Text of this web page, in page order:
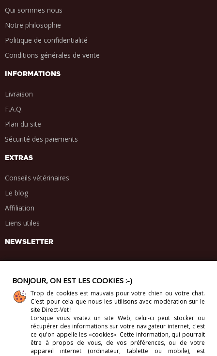
Qui sommes nous
Notre philosophie
Politique de confidentialité
Conditions générales de vente
INFORMATIONS
Livraison
F.A.Q.
Plan du site
Sécurité des paiements
EXTRAS
Conseils vétérinaires
Le blog
Affiliation
Liens utiles
NEWSLETTER
PARTAGE SOCIAL
. .
BONJOUR, ON EST LES COOKIES :-)
Trop de cookies est mauvais pour votre chien ou votre chat.
C'est pour cela que nous les utilisons avec modération sur le
site Direct-Vet !
Lorsque vous visitez un site Web, celui-cipeut stocker ou
récupérer des informations sur votre navigateur internet, c'est
ce qu'on appelle les «cookies». Cette information, qui pourrait
être à propos de vous, de vos préférences, ou de votre
appareil internet (ordinateur, tablette ou mobile), est